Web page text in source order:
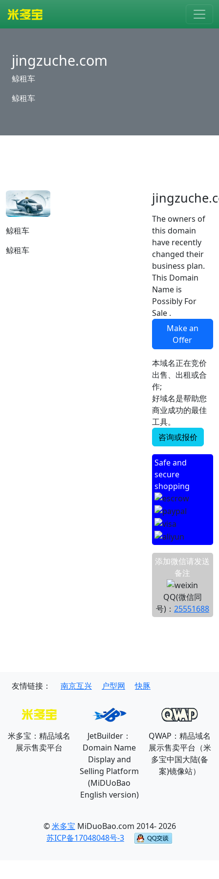
jingzuche.com
鲸租车
鲸租车
鲸租车
鲸租车
The owners of
this domain
have recently
changed their
business plan.
This Domain
Name is
Possibly For
Sale .
Make an
Offer
本域名正在竞价
出售、出租或合
作;
好域名是帮助您
商业成功的最佳
工具。
咨询或报价
Safe and
secure
shopping
添加微信请发送
备注
QQ(微信同
号)： 25551688
友情链接： 南京互兴 户型网 快豚
米多宝：精品域名
展示售卖平台
JetBuilder：
Domain Name
Display and
Selling Platform
(MiDUoBao
English version)
QWAP：精品域名
展示售卖平台（米
多宝中国大陆(备
案)镜像站）
©米多宝 MiDuoBao.com 2014- 2026
苏ICP备17048048号-3